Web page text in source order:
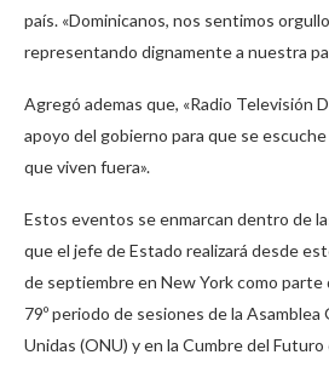
país. «Dominicanos, nos sentimos
representando dignamente a nuestra
Agregó ademas que, «Radio Televisión
apoyo del gobierno para que se
que viven fuera».
Estos eventos se enmarcan dentro de
que el jefe de Estado realizará desde
de septiembre en New York como parte
79º periodo de sesiones de la Asamblea
Unidas (ONU) y en la Cumbre del Futuro